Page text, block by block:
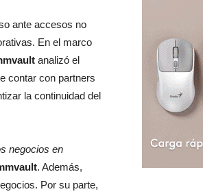
ante accesos no
En el marco
analizó el
contar con partners
la continuidad del
negocios en
. Además,
Por su parte,